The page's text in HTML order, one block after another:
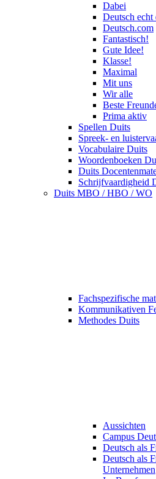
Dabei
Deutsch echt
Deutsch.com
Fantastisch!
Gute Idee!
Klasse!
Maximal
Mit uns
Wir alle
Beste
Prima aktiv
Spellen Duits
Spreek- en
Vocabulaire Duits
Woordenboeken
Duits
Schrijfvaardigheid
Duits MBO / HBO / WO
Fachspezifische
Kommunikativen
Methodes Duits
Aussichten
Campus
Deutsch als
Deutsch als
Unternehmen